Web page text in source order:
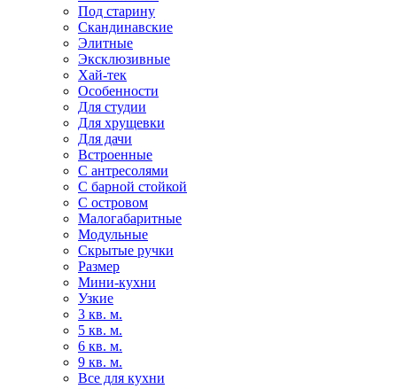
Под старину
Скандинавские
Элитные
Эксклюзивные
Хай-тек
Особенности
Для студии
Для хрущевки
Для дачи
Встроенные
С антресолями
С барной стойкой
С островом
Малогабаритные
Модульные
Скрытые ручки
Размер
Мини-кухни
Узкие
3 кв. м.
5 кв. м.
6 кв. м.
9 кв. м.
Все для кухни